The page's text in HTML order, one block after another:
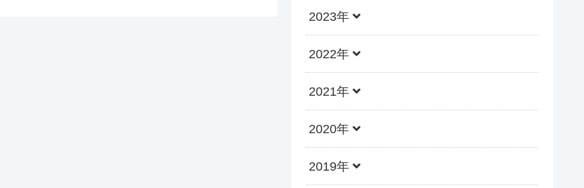
2023年
2022年
2021年
2020年
2019年